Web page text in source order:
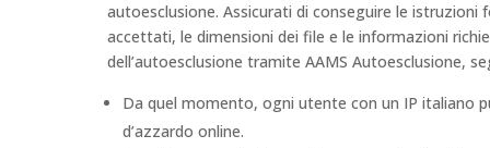
autoesclusione. Assicurati di conseguire le
accettati, le dimensioni dei file e le informazioni
dell’autoesclusione tramite AAMS Autoesclusione,
Da quel momento, ogni utente con un IP italiano
d’azzardo online.